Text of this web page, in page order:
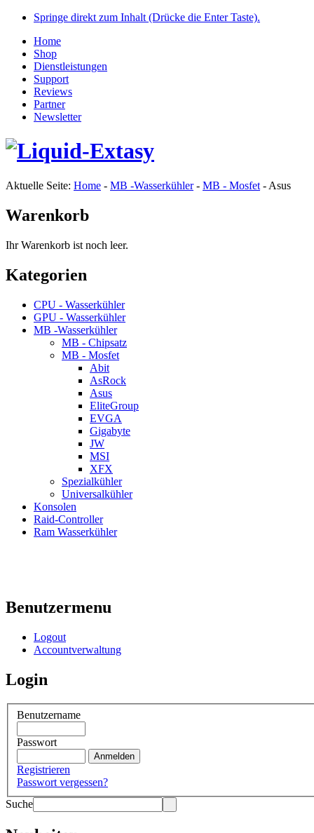
Springe direkt zum Inhalt (Drücke die Enter Taste).
Home
Shop
Dienstleistungen
Support
Reviews
Partner
Newsletter
Aktuelle Seite: Home - MB -Wasserkühler- MB - Mosfet - Asus
Warenkorb
Ihr Warenkorb ist noch leer.
Kategorien
CPU - Wasserkühler
GPU - Wasserkühler
MB -Wasserkühler
MB - Chipsatz
MB - Mosfet
Abit
AsRock
Asus
EliteGroup
EVGA
Gigabyte
JW
MSI
XFX
Spezialkühler
Universalkühler
Konsolen
Raid-Controller
Ram Wasserkühler
Benutzermenu
Logout
Accountverwaltung
Login
Benutzername
Passwort
Registrieren
Passwort vergessen?
Suche